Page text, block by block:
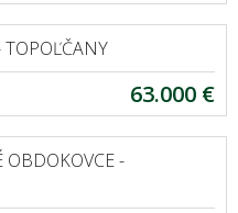
63.000 €
OBDOKOVCE -